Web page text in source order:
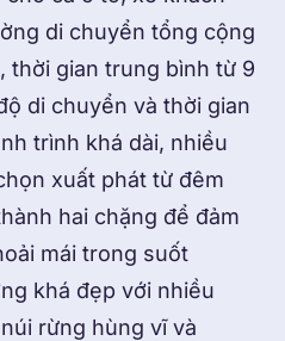
di chuyển tổng cộng
thời gian trung bình từ 9
di chuyển và thời gian
trình khá dài, nhiều
xuất phát từ đêm
hai chặng để đảm
mái trong suốt
khá đẹp với nhiều
rừng hùng vĩ và